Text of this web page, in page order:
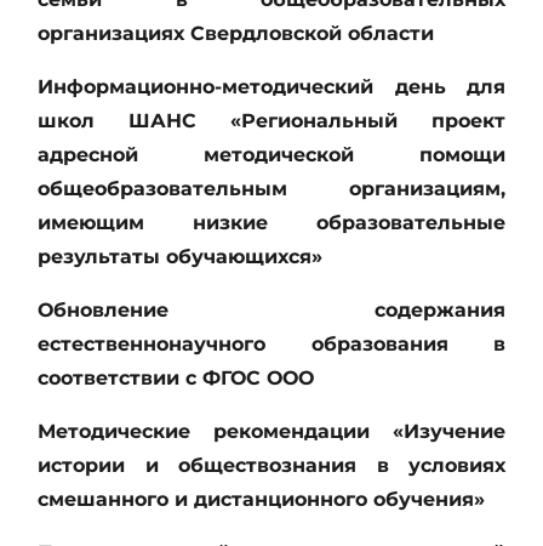
организациях Свердловской области
Информационно-методический день для
школ ШАНС «Региональный проект
адресной методической помощи
общеобразовательным организациям,
имеющим низкие образовательные
результаты обучающихся»
Обновление содержания
естественнонаучного образования в
соответствии с ФГОС ООО
Методические рекомендации «Изучение
истории и обществознания в условиях
смешанного и дистанционного обучения»